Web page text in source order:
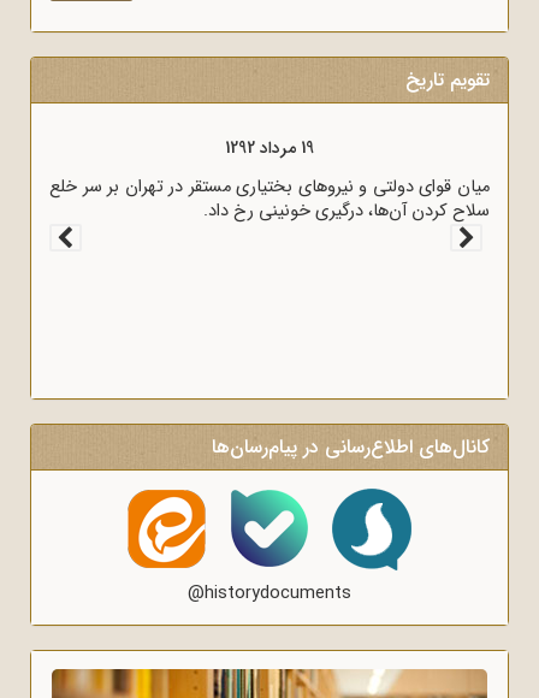
تقویم تاریخ
19 مرداد 1294
قوای انگلیس بوشهر را به اشغال خود درآوردند.
کانال‌های اطلاع‌رسانی در پیام‌رسان‌ها
@historydocuments